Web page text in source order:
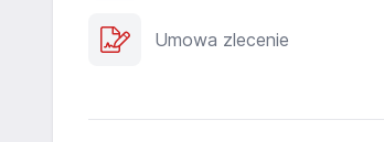
Umowa zlecenie